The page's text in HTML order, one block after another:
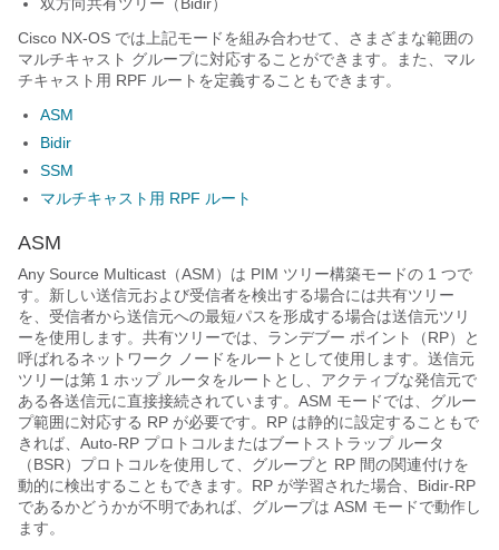
Cisco NX-OS では上記モードを組み合わせて、さまざまな範囲の
マルチキャスト グループに対応することができます。
また、マル
チキャスト用 RPF ルートを定義することもできます。
ASM
Bidir
SSM
マルチキャスト用 RPF ルート
ASM
Any Source Multicast（ASM）は PIM ツリー構築モードの 1 つで
す。新しい送信元および受信者を検出する場合には共有ツリー
を、受信者から送信元への最短パスを形成する場合は送信元ツリ
ーを使用します。共有ツリーでは、ランデブー ポイント（RP）と
呼ばれるネットワーク ノードをルートとして使用します。送信元
ツリーは第 1 ホップ ルータをルートとし、アクティブな発信元で
ある各送信元に直接接続されています。ASM モードでは、グルー
プ範囲に対応する RP が必要です。RP は静的に設定することもで
きれば、Auto-RP プロトコルまたはブートストラップ ルータ
（BSR）プロトコルを使用して、グループと RP 間の関連付けを
動的に検出することもできます。RP が学習された場合、 Bidir-RP
であるかどうかが不明であれば、 グループは ASM モードで動作し
ます。